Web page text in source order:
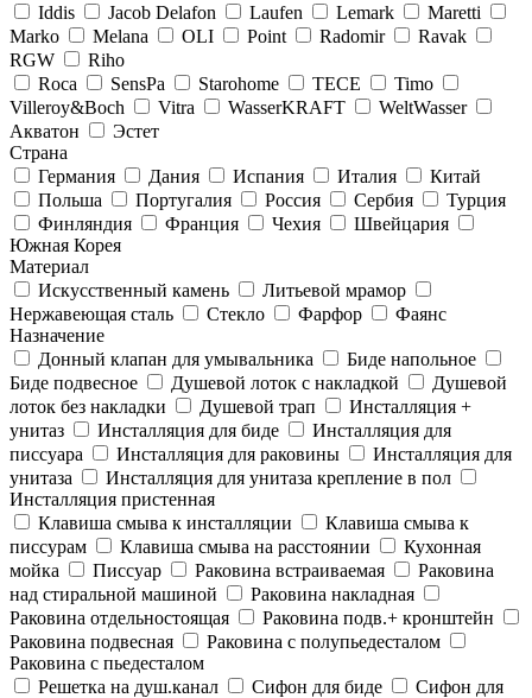
Iddis
Jacob Delafon Laufen Lemark
Maretti
Marko
Melana OLI Point Radomir
Ravak
RGW
Riho
Roca
SensPa Starohome TECE
Timo
Villeroy&Boсh
Vitra WasserKRAFT
WeltWasser
Акватон
Эстет
Страна
Германия
Дания Испания Италия
Китай
Польша
Португалия Россия Сербия
Турция
Финляндия
Франция Чехия
Швейцария
Южная Корея
Материал
Искусственный камень
Литьевой мрамор
Нержавеющая сталь
Стекло Фарфор
Фаянс
Назначение
Донный клапан для умывальника
Биде напольное
Биде подвесное
Душевой лоток с накладкой
Душевой
лоток без накладки
Душевой трап
Инсталляция +
унитаз
Инсталляция для биде
Инсталляция для
писсуара
Инсталляция для раковины
Инсталляция для
унитаза
Инсталляция для унитаза крепление в пол
Инсталляция пристенная
Клавиша смыва к инсталляции
Клавиша смыва к
писсурам
Клавиша смыва на расстоянии
Кухонная
мойка
Писсуар Раковина встраиваемая
Раковина
над стиральной машиной
Раковина накладная
Раковина отдельностоящая
Раковина подв.+ кронштейн
Раковина подвесная
Раковина с полупьедесталом
Раковина с пьедесталом
Решетка на душ.канал
Сифон для биде
Сифон для